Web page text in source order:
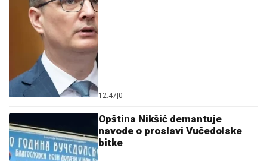
12:47|0
Opština Nikšić demantuje
navode o proslavi Vučedolske
bitke